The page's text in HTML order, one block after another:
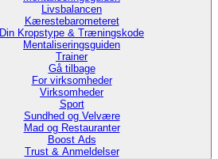
Livsbalancen
Kærestebarometeret
Din Kropstype & Træningskode
Mentaliseringsguiden
Trainer
Gå tilbage
For virksomheder
Virksomheder
Sport
Sundhed og Velvære
Mad og Restauranter
Boost Ads
Trust & Anmeldelser